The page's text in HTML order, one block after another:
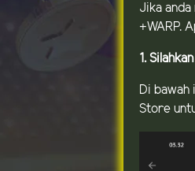
Jika anda
+WARP.
1.
Di bawah
Store